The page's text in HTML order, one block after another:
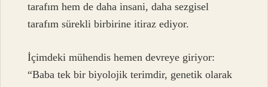
tarafım hem de daha insani, daha sezgisel
tarafım sürekli birbirine itiraz ediyor.
İçimdeki mühendis hemen devreye giriyor:
“Baba tek bir biyolojik terimdir, genetik olarak